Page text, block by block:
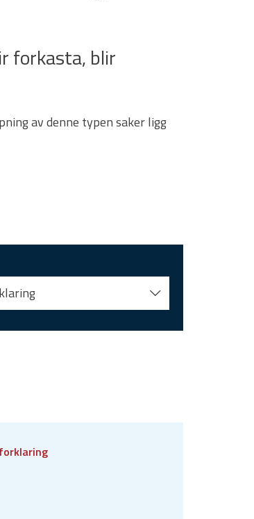
forkasta, blir
av denne typen saker ligg